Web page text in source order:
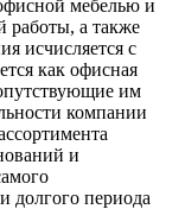
мебелью и
работы, а также
исчисляется с
как офисная
им
компании
и
долгого периода